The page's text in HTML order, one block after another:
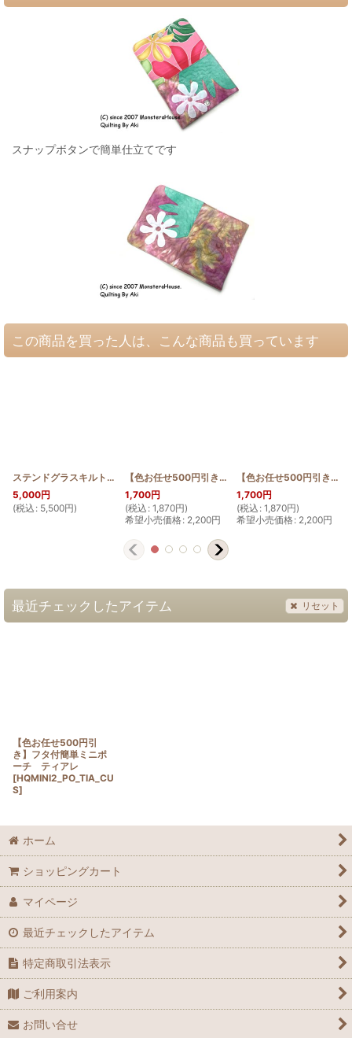
スナップボタンで簡単仕立てです
この商品を買った人は、こんな商品も買っています
ステンドグラスキルト：ジンベエのミニラウンドバッグ [SQRB_JIN_MINI]
5,000円
(税込 : 5,500円)
【色お任せ500円引き】フタ付簡単ミニポーチ エンゼルストランペット
1,700円
(税込 : 1,870円)
希望小売価格: 2,200円
【色お任せ500円引き】フタ付簡単ミニポーチ プルメリア
1,700円
(税込 : 1,870円)
希望小売価格: 2,200円
最近チェックしたアイテム リセット
【色お任せ500円引
き】フタ付簡単ミニポ
ーチ ティアレ
[HQMINI2_PO_TIA_CU
S]
ホーム
ショッピングカート
マイページ
最近チェックしたアイテム
特定商取引法表示
ご利用案内
お問い合せ